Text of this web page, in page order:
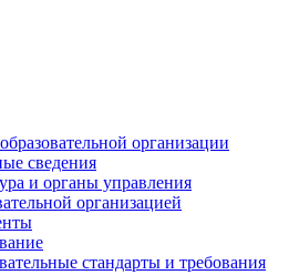
организации
сведения
и органы управления
организацией
стандарты и требования